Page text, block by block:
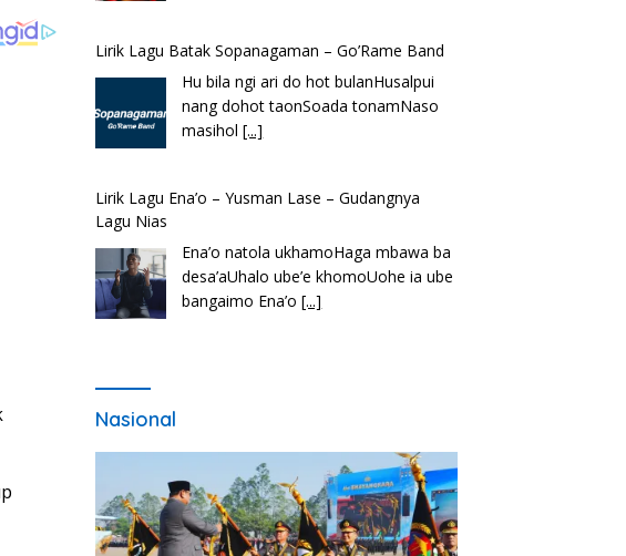
Lirik Lagu Batak Sopanagaman – Go’Rame Band
Hu bila ngi ari do hot bulanHusalpui
nang dohot taonSoada tonamNaso
masihol[...]
Lirik Lagu Ena’o – Yusman Lase – Gudangnya
Lagu Nias
Ena’o natola ukhamoHaga mbawa ba
desa’aUhalo ube’e khomoUohe ia ube
bangaimo Ena’o[...]
Nasional